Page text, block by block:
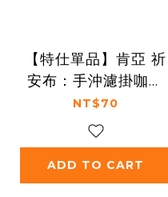
【特仕單品】肯亞 祈
安布：手沖濾掛咖啡
(1入)
NT$70
ADD TO CART